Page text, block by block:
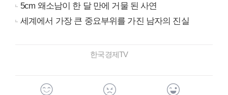
5cm 왜소남이 한 달 만에 거물 된 사연
세계에서 가장 큰 중요부위를 가진 남자의 진실
한국경제TV